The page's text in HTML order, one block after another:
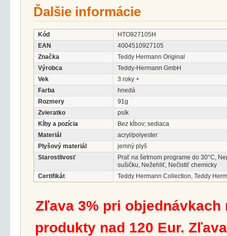
Ďalšie informácie
Kód
HTO927105H
EAN
4004510927105
Značka
Teddy Hermann Original
Výrobca
Teddy-Hermann GmbH
Vek
3 roky +
Farba
hnedá
Rozmery
91g
Zvieratko
psík
Kĺby a pozícia
Bez kĺbov; sediaca
Materiál
acryl/polyester
Plyšový materiál
jemný plyš
Starostlivosť
Prať na šetrnom programe do 30°C,
sušičku, Nežehliť, Nečistiť chemicky
Certifikát
Teddy Hermann Collection, Teddy
Zľava 3% pri objednávkach
produkty nad 120 Eur.